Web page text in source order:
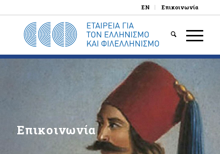
EN Επικοινωνία
Επικοινωνία